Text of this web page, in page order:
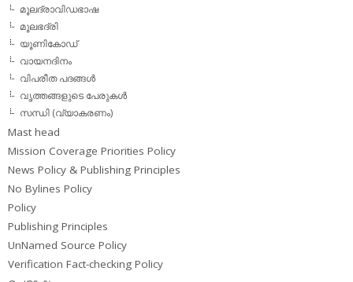
മൂലദ്രാവിഡഭാഷ
മൂലഭദ്രി
യൂണികോഡ്
വായനദിനം
വിപരീത പദങ്ങള്‍
വൃത്തങ്ങളുടെ പേരുകള്‍
സന്ധി (വ്യാകരണം)
Mast head
Mission Coverage Priorities Policy
News Policy & Publishing Principles
No Bylines Policy
Policy
Publishing Principles
UnNamed Source Policy
Verification Fact-checking Policy